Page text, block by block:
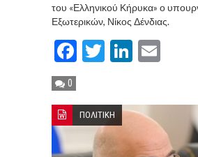
του «Ελληνικού Κήρυκα» ο
Εξωτερικών, Νίκος Δένδιας.
Facebook
Twitter
0
ΠΟΛΙΤΙΚΗ